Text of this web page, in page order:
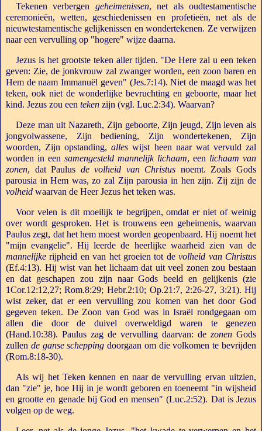
Tekenen verbergen geheimenissen, net als oudtestamentische
ceremonieën, wetten, geschiedenissen en profetieën, net als de
nieuwtestamentische gelijkenissen en wondertekenen. Ze verwijzen
naar een vervulling op "hogere" wijze daarna.
Jezus is het grootste teken aller tijden. "De Here zal u een teken
geven: Zie, de jonkvrouw zal zwanger worden, een zoon baren en
Hem de naam Immanuël geven" (Jes.7:14). Niet de maagd was het
teken, ook niet de wonderlijke bevruchting en geboorte, maar het
kind. Jezus zou een teken zijn (vgl. Luc.2:34). Waarvan?
Deze man uit Nazareth, Zijn geboorte, Zijn jeugd, Zijn leven als
jongvolwassene, Zijn bediening, Zijn wondertekenen, Zijn
woorden, Zijn opstanding,alles wijst heen naar wat vervuld zal
worden in een samengesteld mannelijk lichaam, een lichaam van
zonen, dat Paulus de volheid van Christus noemt. Zoals Gods
parousia in Hem was, zo zal Zijn parousia in hen zijn. Zij zijn de
volheidwaarvan de Heer Jezus het teken was.
Voor velen is dit moeilijk te begrijpen, omdat er niet of weinig
over wordt gesproken. Het is trouwens een geheimenis, waarvan
Paulus zegt, dat het hem moest worden geopenbaard. Hij noemt het
"mijn evangelie". Hij leerde de heerlijke waarheid zien van de
mannelijkerijpheid en van het groeien tot devolheid van Christus
(Ef.4:13). Hij wist van het lichaam dat uit veel zonen zou bestaan
en dat geschapen zou zijn naar Gods beeld en gelijkenis (zie
1Cor.12:12,27; Rom.8:29; Hebr.2:10; Op.21:7, 2:26-27, 3:21). Hij
wist zeker, dat er een vervulling zou komen van het door God
gegeven teken. De Zoon van God was in Israël rondgegaan om
allen die door de duivel overweldigd waren te genezen
(Hand.10:38). Paulus zag de vervulling daarvan: dezonen Gods
zullen de ganse schepping doorgaan om die volkomen te bevrijden
(Rom.8:18-30).
Als wij het Teken kennen en naar de vervulling ervan uitzien,
dan "zie" je, hoe Hij in je wordt geboren en toeneemt "in wijsheid
en grootte en genade bij God en mensen" (Luc.2:52). Dat is Jezus
volgen op de weg.